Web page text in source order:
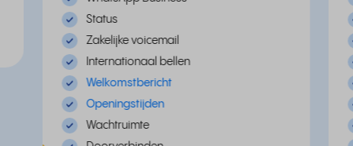
Status
Zakelijke voicemail
Internationaal bellen
Welkomstbericht
Openingstijden
Wachtruimte